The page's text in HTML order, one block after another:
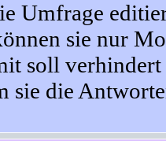
Umfrage
sie nur
soll
sie die